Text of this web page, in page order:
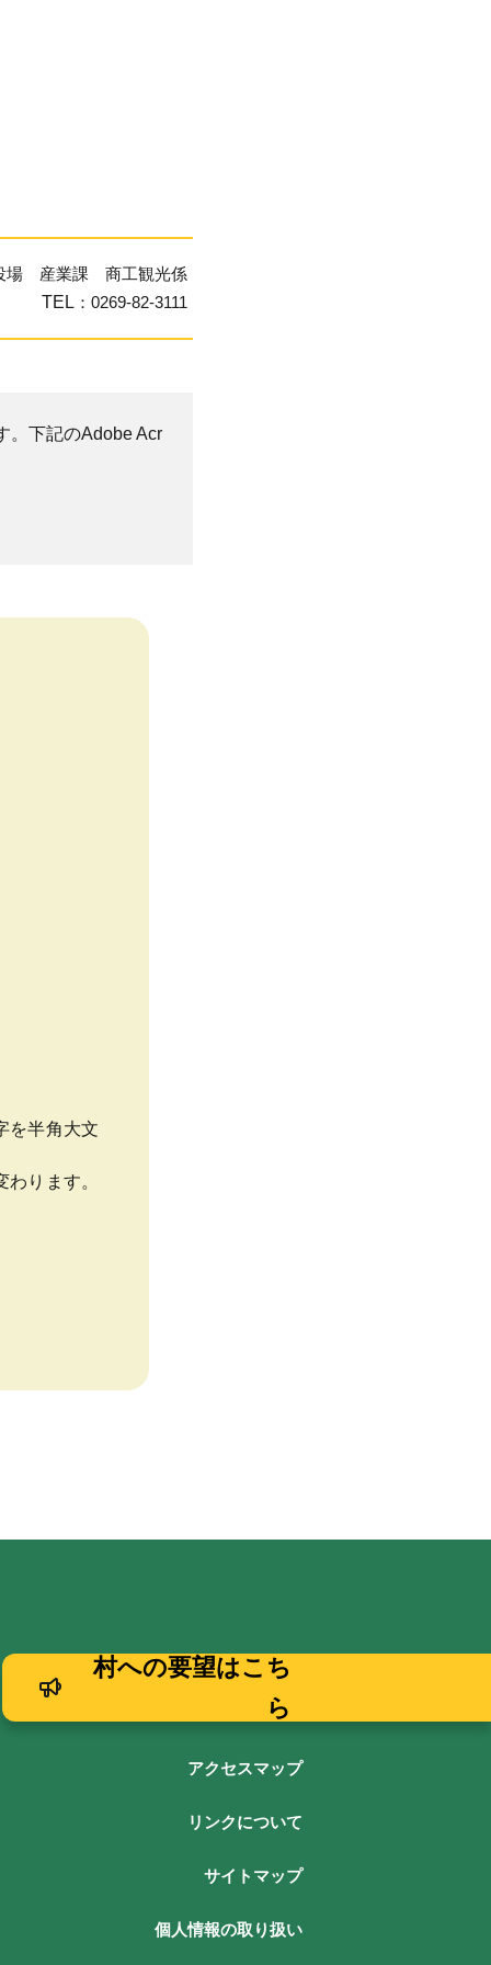
場 産業課 商工観光係
TEL ：0269-82-3111
。下記のAdobe Acr
村への要望はこち
ら
アクセスマップ
リンクについて
サイトマップ
個人情報の取り扱い